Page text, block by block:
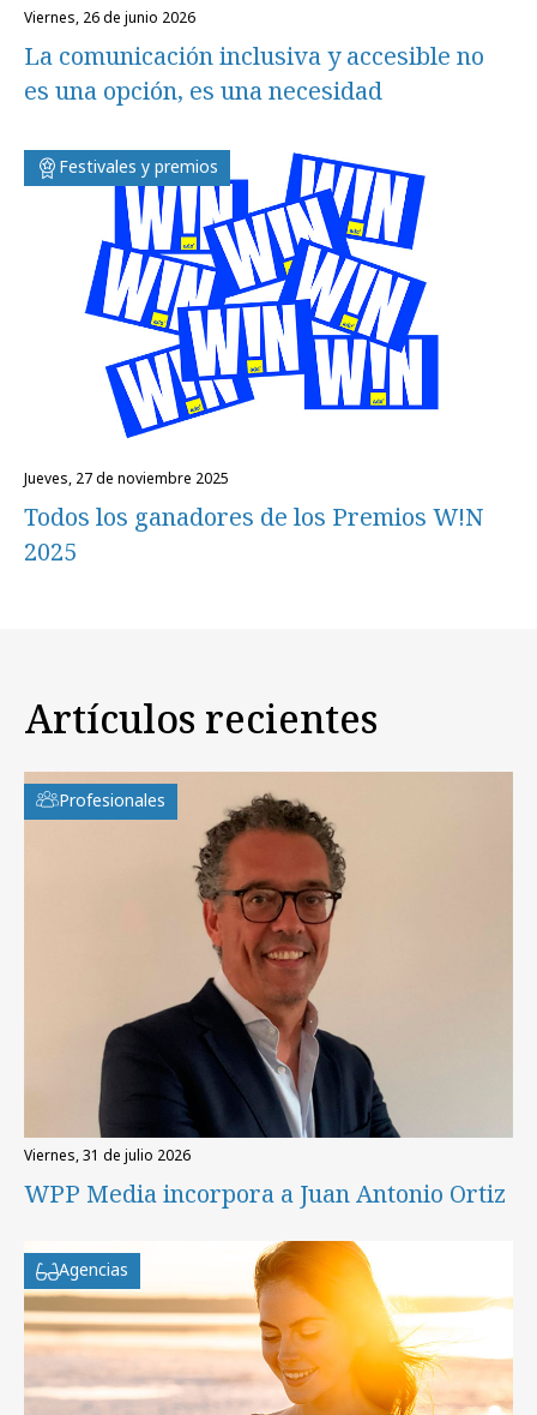
viernes, 26 de junio 2026
La comunicación inclusiva y accesible no
es una opción, es una necesidad
Festivales y premios
jueves, 27 de noviembre 2025
Todos los ganadores de los Premios W!N
2025
Artículos recientes
Profesionales
viernes, 31 de julio 2026
WPP Media incorpora a Juan Antonio Ortiz
Agencias